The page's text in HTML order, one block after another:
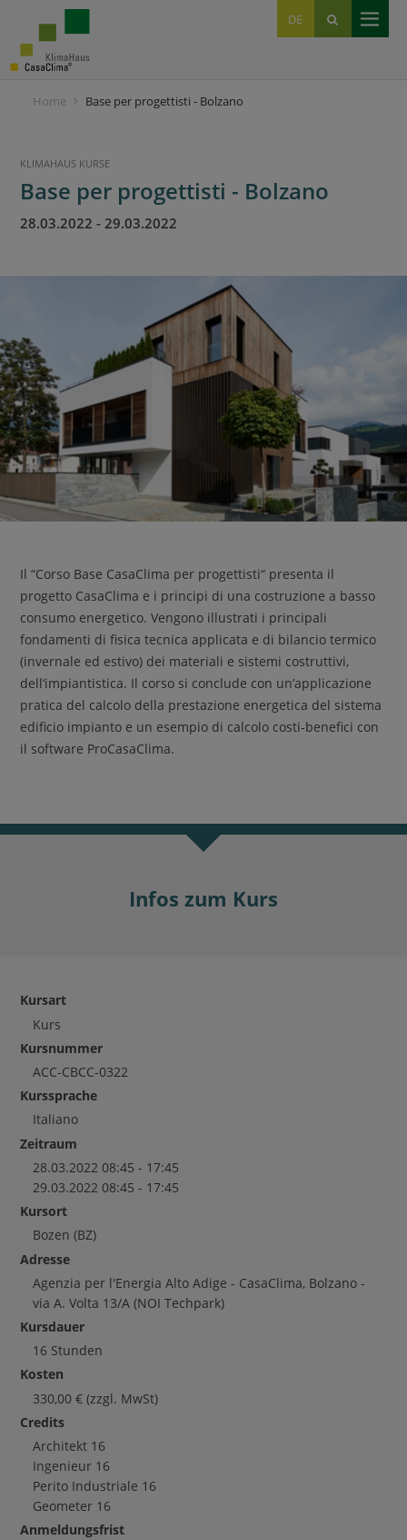
DE
IT
EN
Home Base per progettisti - Bolzano
KLIMAHAUS KURSE
Base per progettisti - Bolzano
28.03.2022- 29.03.2022
Il “Corso Base CasaClima per progettisti“ presenta il
progetto CasaClima e i principi di una costruzione a basso
consumo energetico. Vengono illustrati i principali
fondamenti di fisica tecnica applicata e di bilancio termico
(invernale ed estivo) dei materiali e sistemi costruttivi,
dell‘impiantistica. Il corso si conclude con un’applicazione
pratica del calcolo della prestazione energetica del sistema
edificio impianto e un esempio di calcolo costi-benefici con
il software ProCasaClima.
Infos zum Kurs
Kursart
Kurs
Kursnummer
ACC-CBCC-0322
Kurssprache
Italiano
Zeitraum
28.03.2022 08:45 - 17:45
29.03.2022 08:45 - 17:45
Kursort
Bozen (BZ)
Adresse
Agenzia per l'Energia Alto Adige - CasaClima, Bolzano -
via A. Volta 13/A (NOI Techpark)
Kursdauer
16 Stunden
Kosten
330,00 € (zzgl. MwSt)
Credits
Architekt 16
Ingenieur 16
Perito Industriale 16
Geometer 16
Anmeldungsfrist